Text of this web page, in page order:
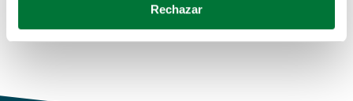
Obtenga más información sobre cómo se procesan sus
Rechazar